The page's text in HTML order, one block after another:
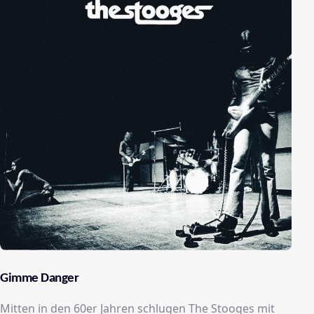
Gimme Danger
Mitten in den 60er Jahren schlugen The Stooges mit